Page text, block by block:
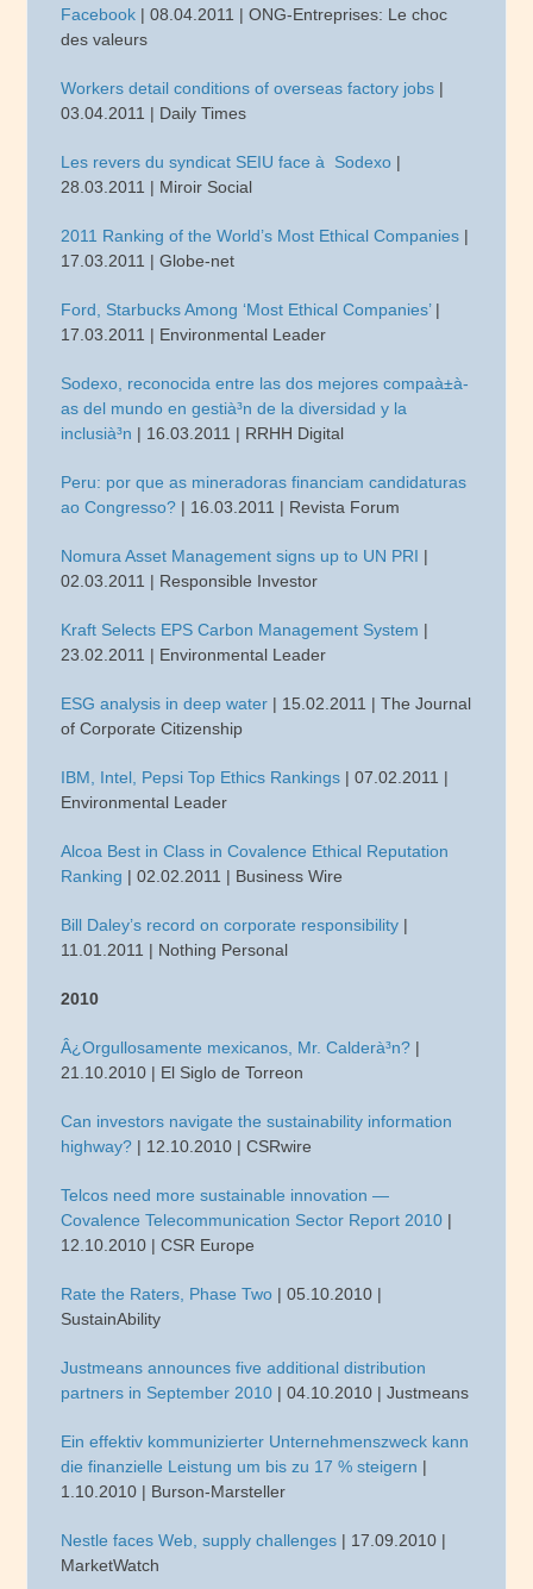
Facebook | 08.04.2011 | ONG-Entreprises: Le choc
des valeurs
Workers detail conditions of overseas factory jobs |
03.04.2011 | Daily Times
Les revers du syndicat SEIU face à Sodexo |
28.03.2011 | Miroir Social
2011 Ranking of the World’s Most Ethical Companies |
17.03.2011 | Globe-net
Ford, Starbucks Among ‘Most Ethical Companies’|
17.03.2011 | Environmental Leader
Sodexo, reconocida entre las dos mejores compaà±à­
as del mundo en gestià³n de la diversidad y la
inclusià³n | 16.03.2011 | RRHH Digital
Peru: por que as mineradoras financiam candidaturas
ao Congresso? | 16.03.2011 | Revista Forum
Nomura Asset Management signs up to UN PRI |
02.03.2011 | Responsible Investor
Kraft Selects EPS Carbon Management System |
23.02.2011 | Environmental Leader
ESG analysis in deep water | 15.02.2011 | The Journal
of Corporate Citizenship
IBM, Intel, Pepsi Top Ethics Rankings | 07.02.2011 |
Environmental Leader
Alcoa Best in Class in Covalence Ethical Reputation
Ranking | 02.02.2011 | Business Wire
Bill Daley’s record on corporate responsibility |
11.01.2011 | Nothing Personal
2010
Â¿Orgullosamente mexicanos, Mr. Calderà³n? |
21.10.2010 | El Siglo de Torreon
Can investors navigate the sustainability information
highway? | 12.10.2010 | CSRwire
Telcos need more sustainable innovation —
Covalence Telecommunication Sector Report 2010 |
12.10.2010 | CSR Europe
Rate the Raters, Phase Two | 05.10.2010 |
SustainAbility
Justmeans announces five additional distribution
partners in September 2010 | 04.10.2010 | Justmeans
Ein effektiv kommunizierter Unternehmenszweck kann
die finanzielle Leistung um bis zu 17 % steigern |
1.10.2010 | Burson-Marsteller
Nestle faces Web, supply challenges | 17.09.2010 |
MarketWatch